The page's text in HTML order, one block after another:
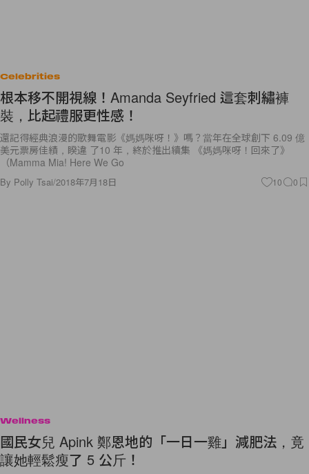
Celebrities
根本移不開視線！Amanda Seyfried 這套刺繡褲
裝，比起禮服更性感！
還記得經典浪漫的歌舞電影《媽媽咪呀！》嗎？當年在全球創下 6.09 億
美元票房佳績，睽違 了10 年，終於推出續集 《媽媽咪呀！回來了》
（Mamma Mia! Here We Go
By Polly Tsai/2018年7月18日 10 0
Wellness
國民女兒 Apink 鄭恩地的「一日一雞」減肥法，竟
讓她輕鬆瘦了 5 公斤！